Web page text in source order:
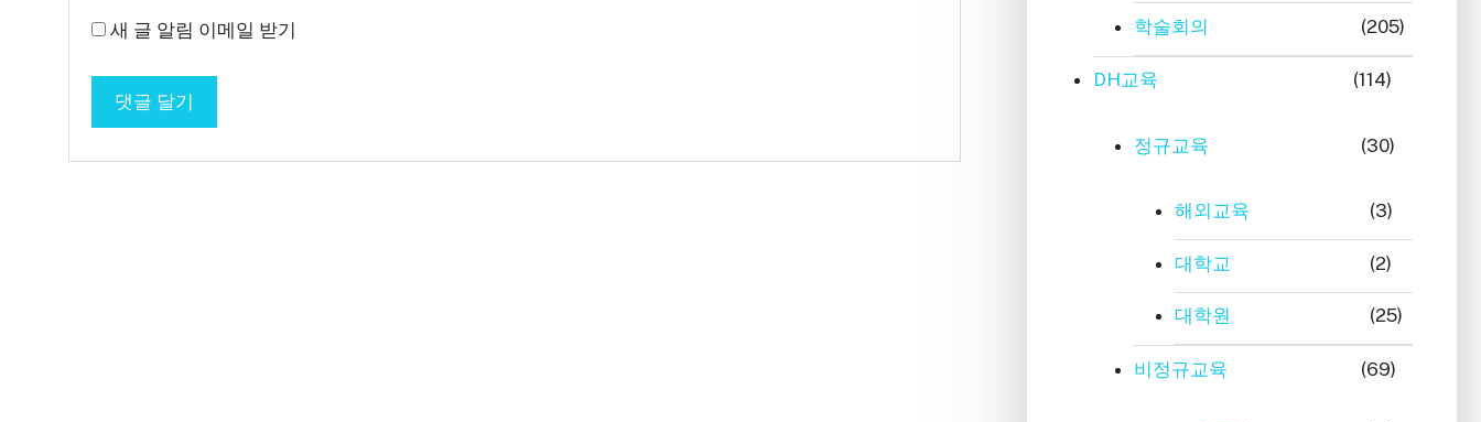
새 글 알림 이메일 받기 학술회의 (205)
DH교육 (114)
정규교육 (30)
해외교육 (3)
대학교 (2)
대학원 (25)
비정규교육 (69)